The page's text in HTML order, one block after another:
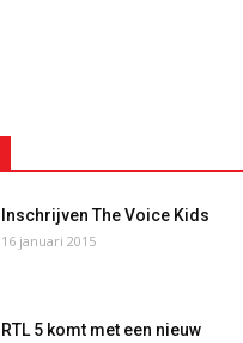
Inschrijven The Voice Kids
16 januari 2015
RTL 5 komt met een nieuw